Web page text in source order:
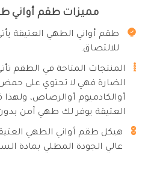
مميزات طقم أواني طهي
طقم أواني الطهي العتيقة
للالتصاق.
المنتجات المتاحة في الطقم
الضارة فهي لا تحتوي على حمض
أوالكادميوم أوالرصاص،
العتيقة يوفر لك طهي آمن
هيكل طقم أواني الطهي
عالي الجودة المطلي بمادة